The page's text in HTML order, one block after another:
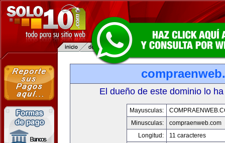
El dueño de este dominio lo
Mayusculas:
Minusculas:
compraenweb.com
Longitud:
11 caracteres